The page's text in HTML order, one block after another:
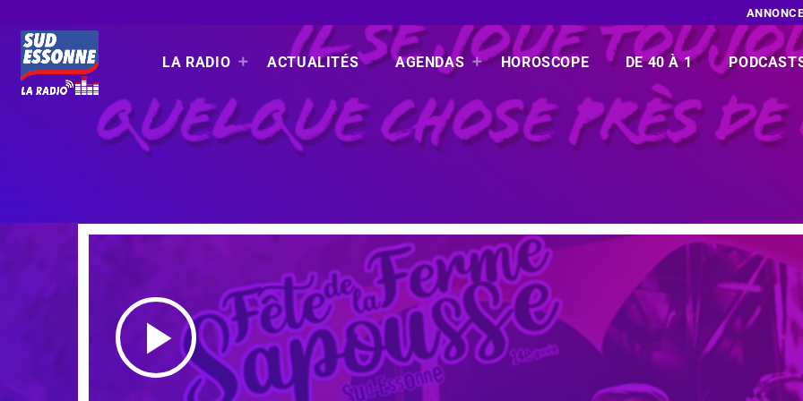
LA RADIO ACTUALITÉS AGENDAS HOROSCOPE DE 40 À 1
play_arrow